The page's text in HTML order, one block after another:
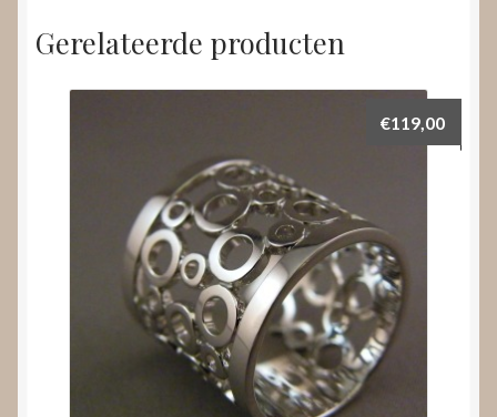
Gerelateerde producten
€119,00